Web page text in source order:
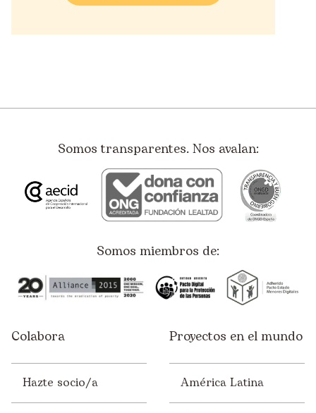
Somos transparentes. Nos avalan:
Somos miembros de:
Colabora
Hazte socio/a
Proyectos en el mundo
América Latina